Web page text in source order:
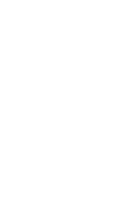
과정에
활성화
전국적
유로 대
부산시
통량 분